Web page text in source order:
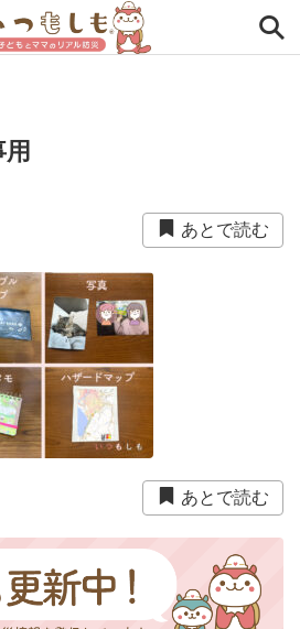
チェックリスト
主食 事前対策
台風 在宅避難
先 小学生
特別企画 生理
避難前
災おでかけ 防災グッズ
非常持出袋 非常食
あとで読む
あとで読む